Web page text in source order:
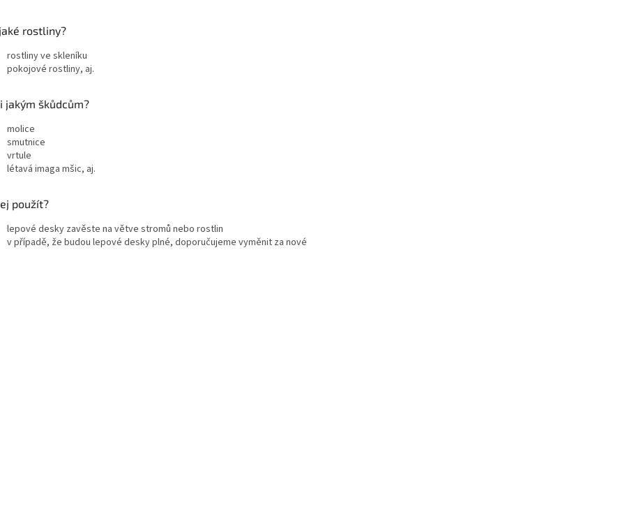
rostliny?
rostliny ve skleníku
pokojové rostliny, aj.
jakým škůdcům?
molice
smutnice
vrtule
létavá imaga mšic, aj.
použít?
lepové desky zavěste na větve stromů nebo rostlin
v případě, že budou lepové desky plné, doporučujeme vyměnit za nové